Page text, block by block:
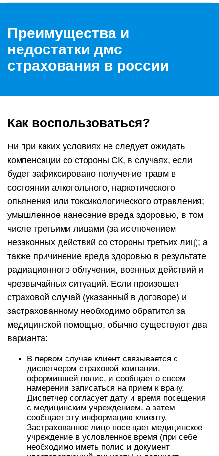
Преимущества и
недостатки дмс
страхования в россии
Как воспользоваться?
Ни при каких условиях не следует ожидать
компенсации со стороны СК, в случаях, если
будет зафиксировано получение травм в
состоянии алкогольного, наркотического
опьянения или токсикологического отравления;
умышленное нанесение вреда здоровью, в том
числе третьими лицами (за исключением
незаконных действий со стороны третьих лиц); а
также причинение вреда здоровью в результате
радиационного облучения, военных действий и
чрезвычайных ситуаций. Если произошел
страховой случай (указанный в договоре) и
застрахованному необходимо обратится за
медицинской помощью, обычно существуют два
варианта:
В первом случае клиент связывается с
диспетчером страховой компании,
оформившей полис, и сообщает о своем
намерении записаться на прием к врачу.
Диспетчер согласует дату и время посещения
с медицинским учреждением, а затем
сообщает эту информацию клиенту.
Застрахованное лицо посещает медицинское
учреждение в условленное время (при себе
необходимо иметь полис и документ